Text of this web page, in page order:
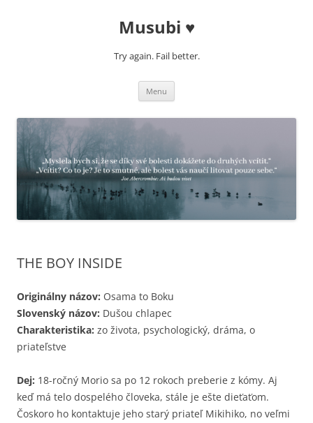
Musubi ♥
Try again. Fail better.
Menu
webu
THE BOY INSIDE
Originálny názov: Osama to Boku
Slovenský názov: Dušou chlapec
Charakteristika: zo života, psychologický, dráma, o
priateľstve
Dej: 18-ročný Morio sa po 12 rokoch preberie z kómy. Aj
keď má telo dospelého človeka, stále je ešte dieťaťom.
Čoskoro ho kontaktuje jeho starý priateľ Mikihiko, no veľmi